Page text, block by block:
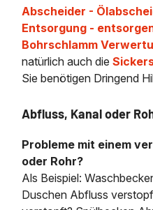
Abscheider -
Entsorgung -
Bohrschlamm
natürlich auch die
Sie benötigen Dringend
Abfluss, Kanal oder
Probleme mit einem
oder Rohr?
Als Beispiel:
Duschen Abfluss